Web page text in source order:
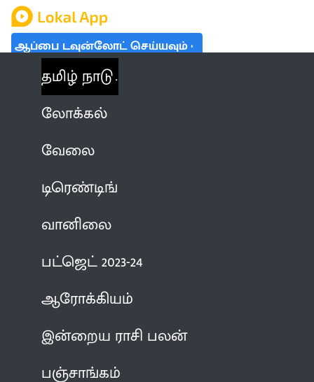
ஆப்பை டவுன்லோட் செய்யவும்
தமிழ் நாடு
லோக்கல்
வேலை
டிரெண்டிங்
வானிலை
பட்ஜெட் 2023-24
ஆரோக்கியம்
இன்றைய ராசி பலன்
பஞ்சாங்கம்